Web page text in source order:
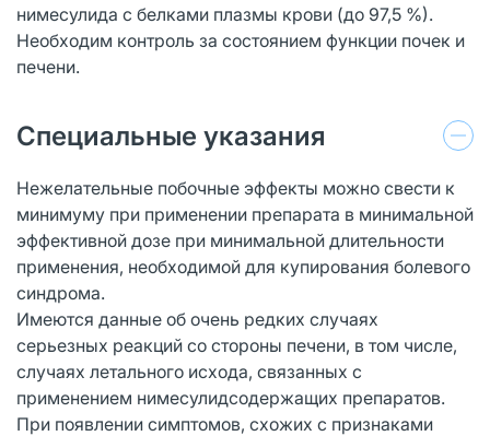
нимесулида с белками плазмы крови (до 97,5 %).
Необходим контроль за состоянием функции почек и
печени.
Специальные указания
Нежелательные побочные эффекты можно свести к
минимуму при применении препарата в минимальной
эффективной дозе при минимальной длительности
применения, необходимой для купирования болевого
синдрома.
Имеются данные об очень редких случаях
серьезных реакций со стороны печени, в том числе,
случаях летального исхода, связанных с
применением нимесулидсодержащих препаратов.
При появлении симптомов, схожих с признаками